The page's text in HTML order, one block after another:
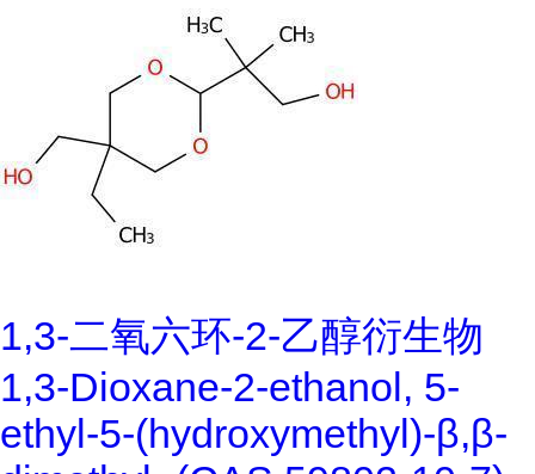
1,3-二氧六环-2-乙醇衍生物
1,3-Dioxane-2-ethanol, 5-
ethyl-5-(hydroxymethyl)-β,β-